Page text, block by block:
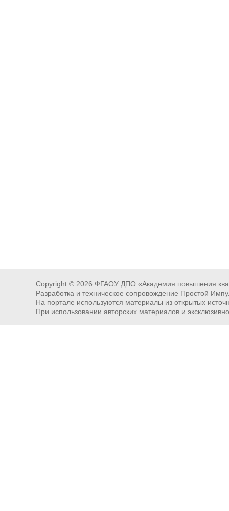
Copyright © 2026 ФГАОУ ДПО «Академия повышения
Разработка и техническое сопровождение Простой
На портале используются материалы из открытых
При использовании авторских материалов и